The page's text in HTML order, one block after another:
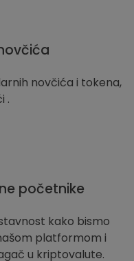
novčića i tokena,
.
početnike
kako bismo
platformom i
u kriptovalute.